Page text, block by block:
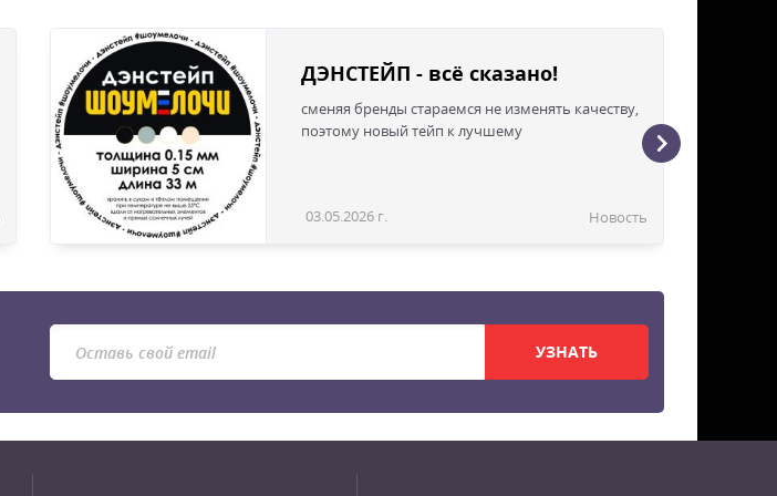
ДЭНСТЕЙП - всё сказано!
сменяя бренды стараемся не изменять качеству,
поэтому новый тейп к лучшему
03.05.2026 г. Новость
УЗНАТЬ